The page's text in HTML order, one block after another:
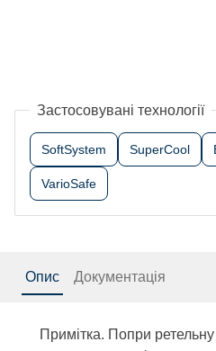
Застосовувані технології
SoftSystem SuperCool
VarioSafe
Опис Документація
Примітка. Попри ретельну